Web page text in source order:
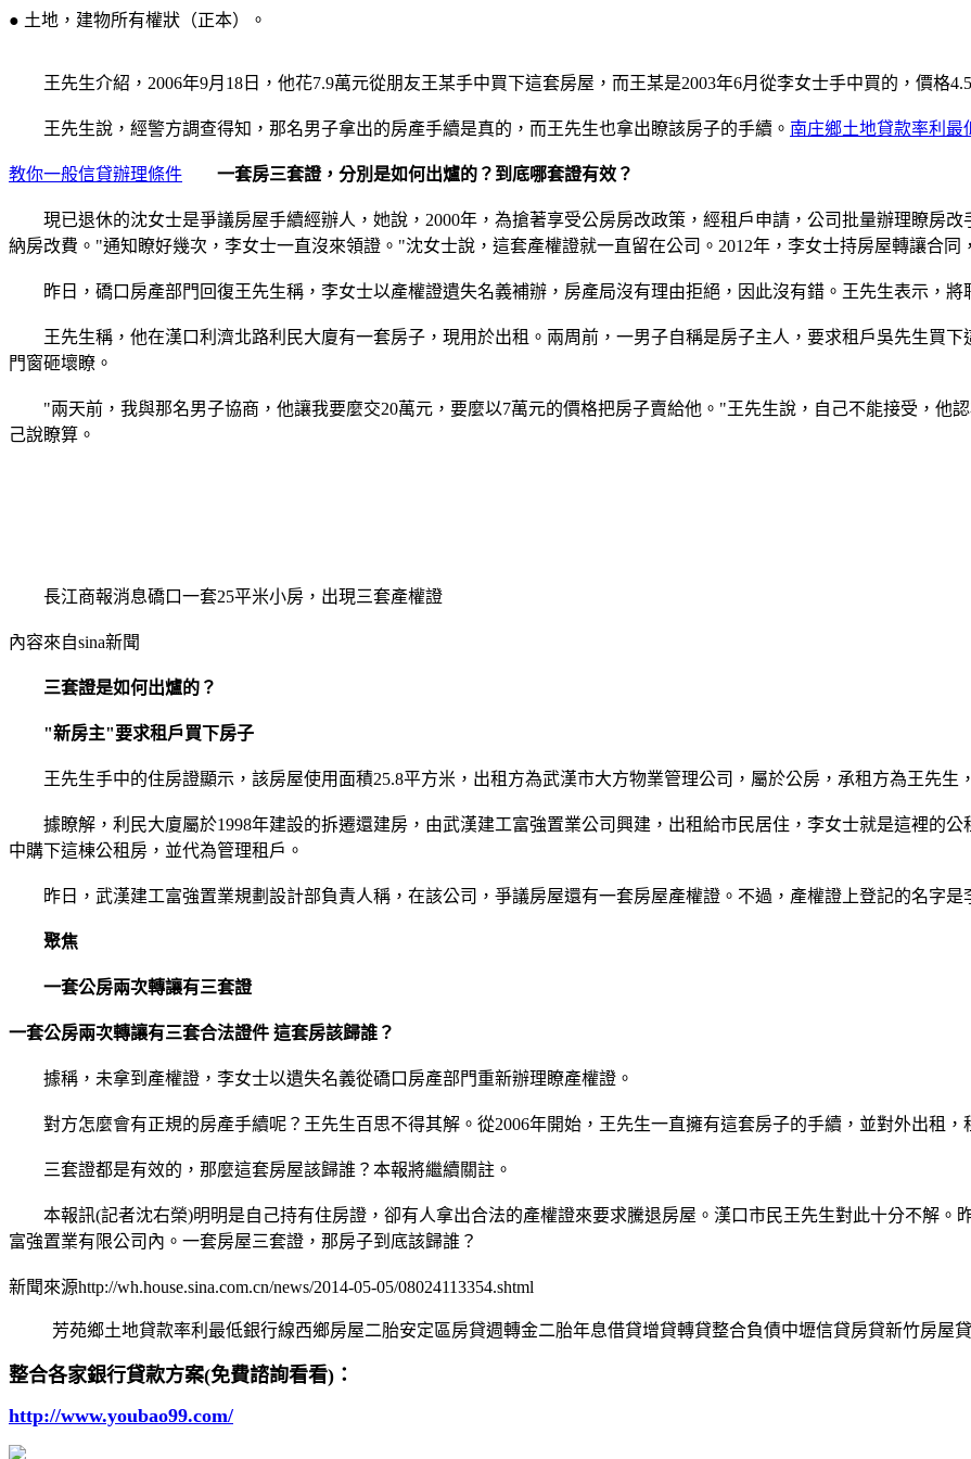
● 土地，建物所有權狀（正本）。
王先生介紹，2006年9月18日，他花7.9萬元從朋友王某手中買下這套房屋，而王某是2003年6月從李女士手中買的，價格
王先生說，經警方調查得知，那名男子拿出的房產手續是真的，而王先生也拿出瞭該房子的手續。 南庄鄉土地貸款率利最
教你一般信貸辦理條件 一套房三套證，分別是如何出爐的？到底哪套證有效？
現已退休的沈女士是爭議房屋手續經辦人，她說，2000年，為搶著享受公房房改政策，經租戶申請，公司批量辦理瞭房改
納房改費。"通知瞭好幾次，李女士一直沒來領證。"沈女士說，這套產權證就一直留在公司。2012年，李女士持房屋轉讓合同
昨日，礄口房產部門回復王先生稱，李女士以產權證遺失名義補辦，房產局沒有理由拒絕，因此沒有錯。王先生表示，將
王先生稱，他在漢口利濟北路利民大廈有一套房子，現用於出租。兩周前，一男子自稱是房子主人，要求租戶吳先生買下
門窗砸壞瞭。
"兩天前，我與那名男子協商，他讓我要麼交20萬元，要麼以7萬元的價格把房子賣給他。"王先生說，自己不能接受，他
己說瞭算。
長江商報消息礄口一套25平米小房，出現三套產權證
內容來自sina新聞
三套證是如何出爐的？
"新房主"要求租戶買下房子
王先生手中的住房證顯示，該房屋使用面積25.8平方米，出租方為武漢市大方物業管理公司，屬於公房，承租方為王先生，
據瞭解，利民大廈屬於1998年建設的拆遷還建房，由武漢建工富強置業公司興建，出租給市民居住，李女士就是這裡的公
中購下這棟公租房，並代為管理租戶。
昨日，武漢建工富強置業規劃設計部負責人稱，在該公司，爭議房屋還有一套房屋產權證。不過，產權證上登記的名字是
聚焦
一套公房兩次轉讓有三套證
一套公房兩次轉讓有三套合法證件 這套房該歸誰？
據稱，未拿到產權證，李女士以遺失名義從礄口房產部門重新辦理瞭產權證。
對方怎麼會有正規的房產手續呢？王先生百思不得其解。從2006年開始，王先生一直擁有這套房子的手續，並對外出租，
三套證都是有效的，那麼這套房屋該歸誰？本報將繼續關註。
本報訊(記者沈右榮)明明是自己持有住房證，卻有人拿出合法的產權證來要求騰退房屋。漢口市民王先生對此十分不解。
富強置業有限公司內。一套房屋三套證，那房子到底該歸誰？
新聞來源http://wh.house.sina.com.cn/news/2014-05-05/08024113354.shtml
芳苑鄉土地貸款率利最低銀行線西鄉房屋二胎安定區房貸週轉金二胎年息借貸增貸轉貸整合負債中壢信貸房貸新竹房屋
整合各家銀行貸款方案(免費諮詢看看)：
http://www.youbao99.com/